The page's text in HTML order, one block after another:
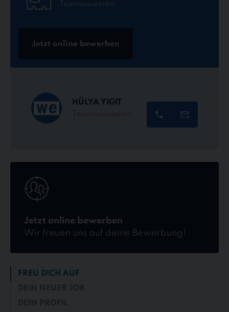
Teamassistentin
Jetzt online bewerben
HÜLYA YIGIT
Jetzt online bewerben
Wir freuen uns auf deine Bewerbung!
online
bewerben
FREU DICH AUF